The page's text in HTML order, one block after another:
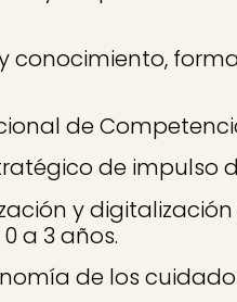
conocimiento,
de
de impulso
y
a 3 años.
de los